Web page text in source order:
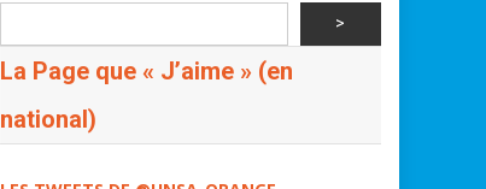
>
La Page que « J’aime » (en
national)